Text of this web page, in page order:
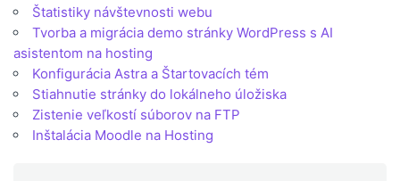
Štatistiky návštevnosti webu
Tvorba a migrácia demo stránky WordPress s AI
asistentom na hosting
Konfigurácia Astra a Štartovacích tém
Stiahnutie stránky do lokálneho úložiska
Zistenie veľkostí súborov na FTP
Inštalácia Moodle na Hosting